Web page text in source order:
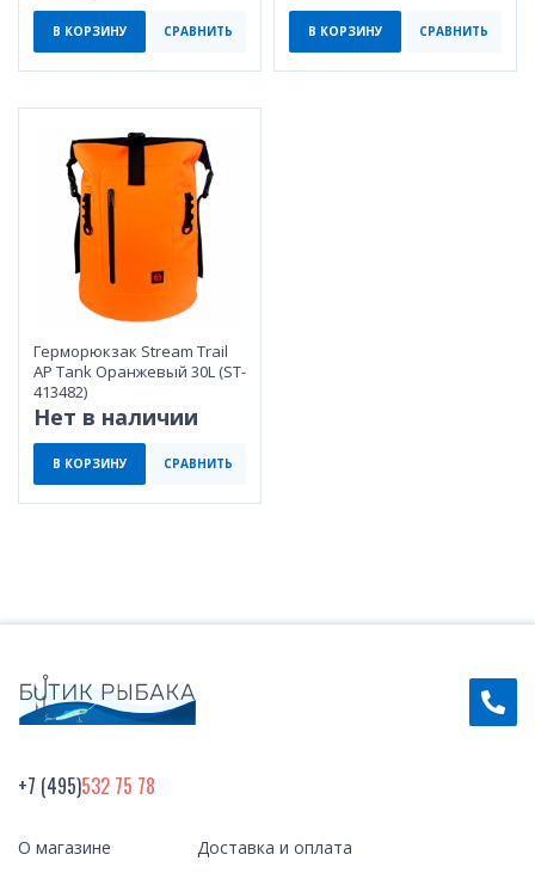
В КОРЗИНУ СРАВНИТЬ В КОРЗИНУ СРАВНИТЬ
Герморюкзак Stream Trail
AP Tank Оранжевый 30L (ST-
413482)
Нет в наличии
В КОРЗИНУ СРАВНИТЬ
+7 (495)532 75 78
О магазине Доставка и оплата